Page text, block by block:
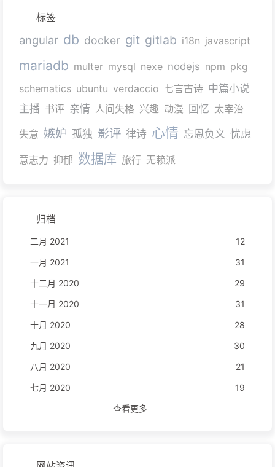
标签
angular db docker git gitlab i18n javascript
mariadb multer mysql nexe nodejs npm pkg
schematics ubuntu verdaccio 七言古诗 中篇小说
主播 书评 亲情 人间失格 兴趣 动漫 回忆 太宰治
失意 嫉妒 孤独 影评 律诗 心情 忘恩负义 忧虑
意志力 抑郁 数据库 旅行 无赖派
归档
二月 2021
12
一月 2021
31
十二月 2020
29
十一月 2020
31
十月 2020
28
九月 2020
30
八月 2020
21
七月 2020
19
查看更多